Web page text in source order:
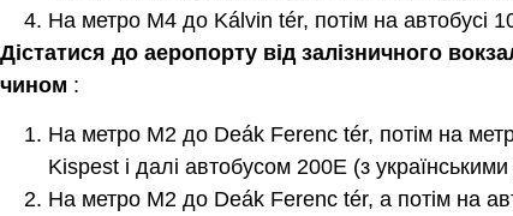
На метро M4 до Kálvin tér, потім на автобусі
Дістатися до аеропорту від залізничного
чином :
На метро M2 до Deák Ferenc tér, потім на
Kispest і далі автобусом 200E (з
На метро M2 до Deák Ferenc tér, а потім на